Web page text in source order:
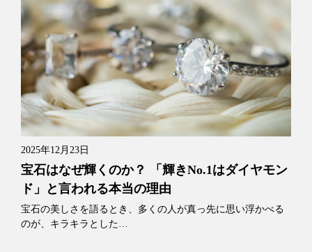
2025年12月23日
宝石はなぜ輝くのか？ 「輝きNo.1はダイヤモン
ド」と言われる本当の理由
宝石の美しさを語るとき、多くの人が真っ先に思い浮かべる
のが、キラキラとした…